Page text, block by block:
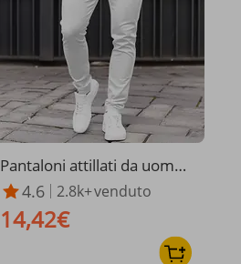
Pantaloni attillati da uomo,
tinta unita, con cerniera, ca
sual da lavoro, aderenti, a
gamba piccola
4.6 2.8k+venduto
14,42€